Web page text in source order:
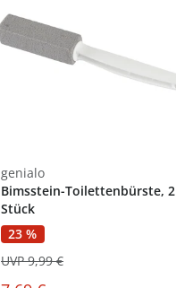
genialo
Bimsstein-Toilettenbürste, 2
Stück
23 %
UVP 9,99 €